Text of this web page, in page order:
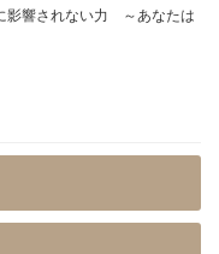
影響されない力 ～あなたは